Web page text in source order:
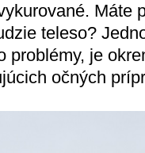
Máte
teleso?
problémy, je
očných